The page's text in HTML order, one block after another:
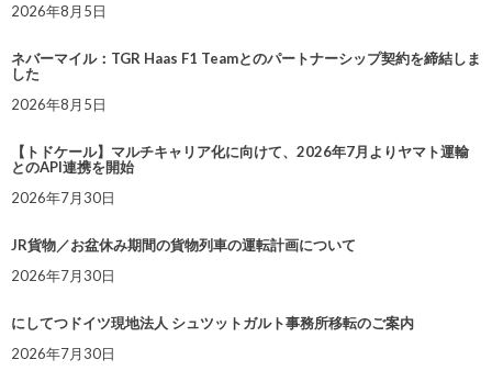
2026年8月5日
ネバーマイル：TGR Haas F1 Teamとのパートナーシップ契約を締結しま
した
2026年8月5日
【トドケール】マルチキャリア化に向けて、2026年7月よりヤマト運輸
とのAPI連携を開始
2026年7月30日
JR貨物／お盆休み期間の貨物列車の運転計画について
2026年7月30日
にしてつドイツ現地法人 シュツットガルト事務所移転のご案内
2026年7月30日